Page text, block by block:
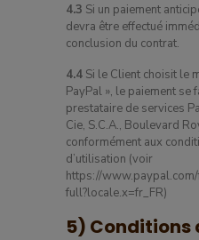
4.3 Si un paiement
devra être effectué
conclusion du contrat.
4.4 Si le Client choisit le
PayPal », le paiement se
prestataire de services
Cie, S.C.A., Boulevard
conformément aux
d’utilisation (voir
https://
full?locale.x=fr_FR)
5) Conditions